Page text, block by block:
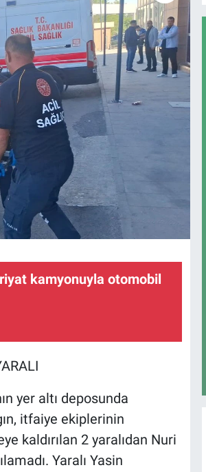
kamyonuyla otomobil
yer altı deposunda
itfaiye ekiplerinin
kaldırılan 2 yaralıdan Nuri
Yaralı Yasin